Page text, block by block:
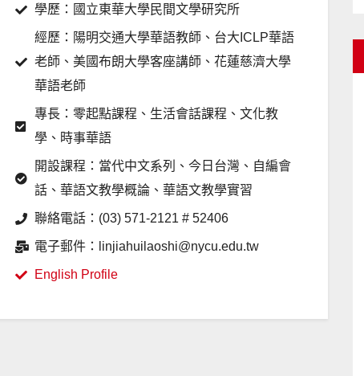
學歷：國立東華大學民間文學研究所
經歷：陽明交通大學華語教師、台大ICLP華語
老師、美國布朗大學客座講師、花蓮慈濟大學
華語老師
專長：零起點課程、生活會話課程、文化教
學、時事華語
開設課程：當代中文系列、今日台灣、自編會
話、華語文教學概論、華語文教學實習
聯絡電話：(03) 571-2121 # 52406
電子郵件：linjiahuilaoshi@nycu.edu.tw
English Profile